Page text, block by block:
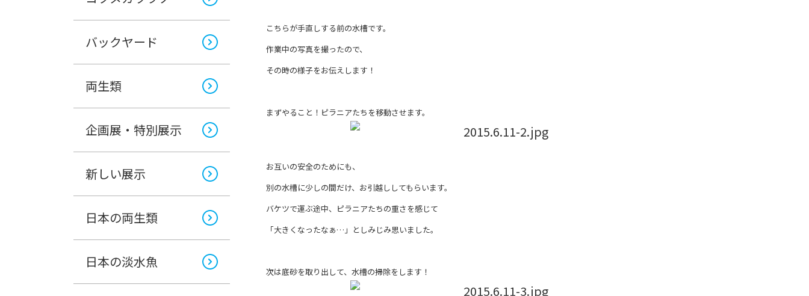
バックヤード
両生類
企画展・特別展示
新しい展示
日本の両生類
日本の淡水魚
こちらが手直しする前の水槽です。
作業中の写真を撮ったので、
その時の様子をお伝えします！
まずやること！ピラニアたちを移動させます。
お互いの安全のためにも、
別の水槽に少しの間だけ、お引越ししてもらいます。
バケツで運ぶ途中、ピラニアたちの重さを感じて
「大きくなったなぁ…」としみじみ思いました。
次は底砂を取り出して、水槽の掃除をします！